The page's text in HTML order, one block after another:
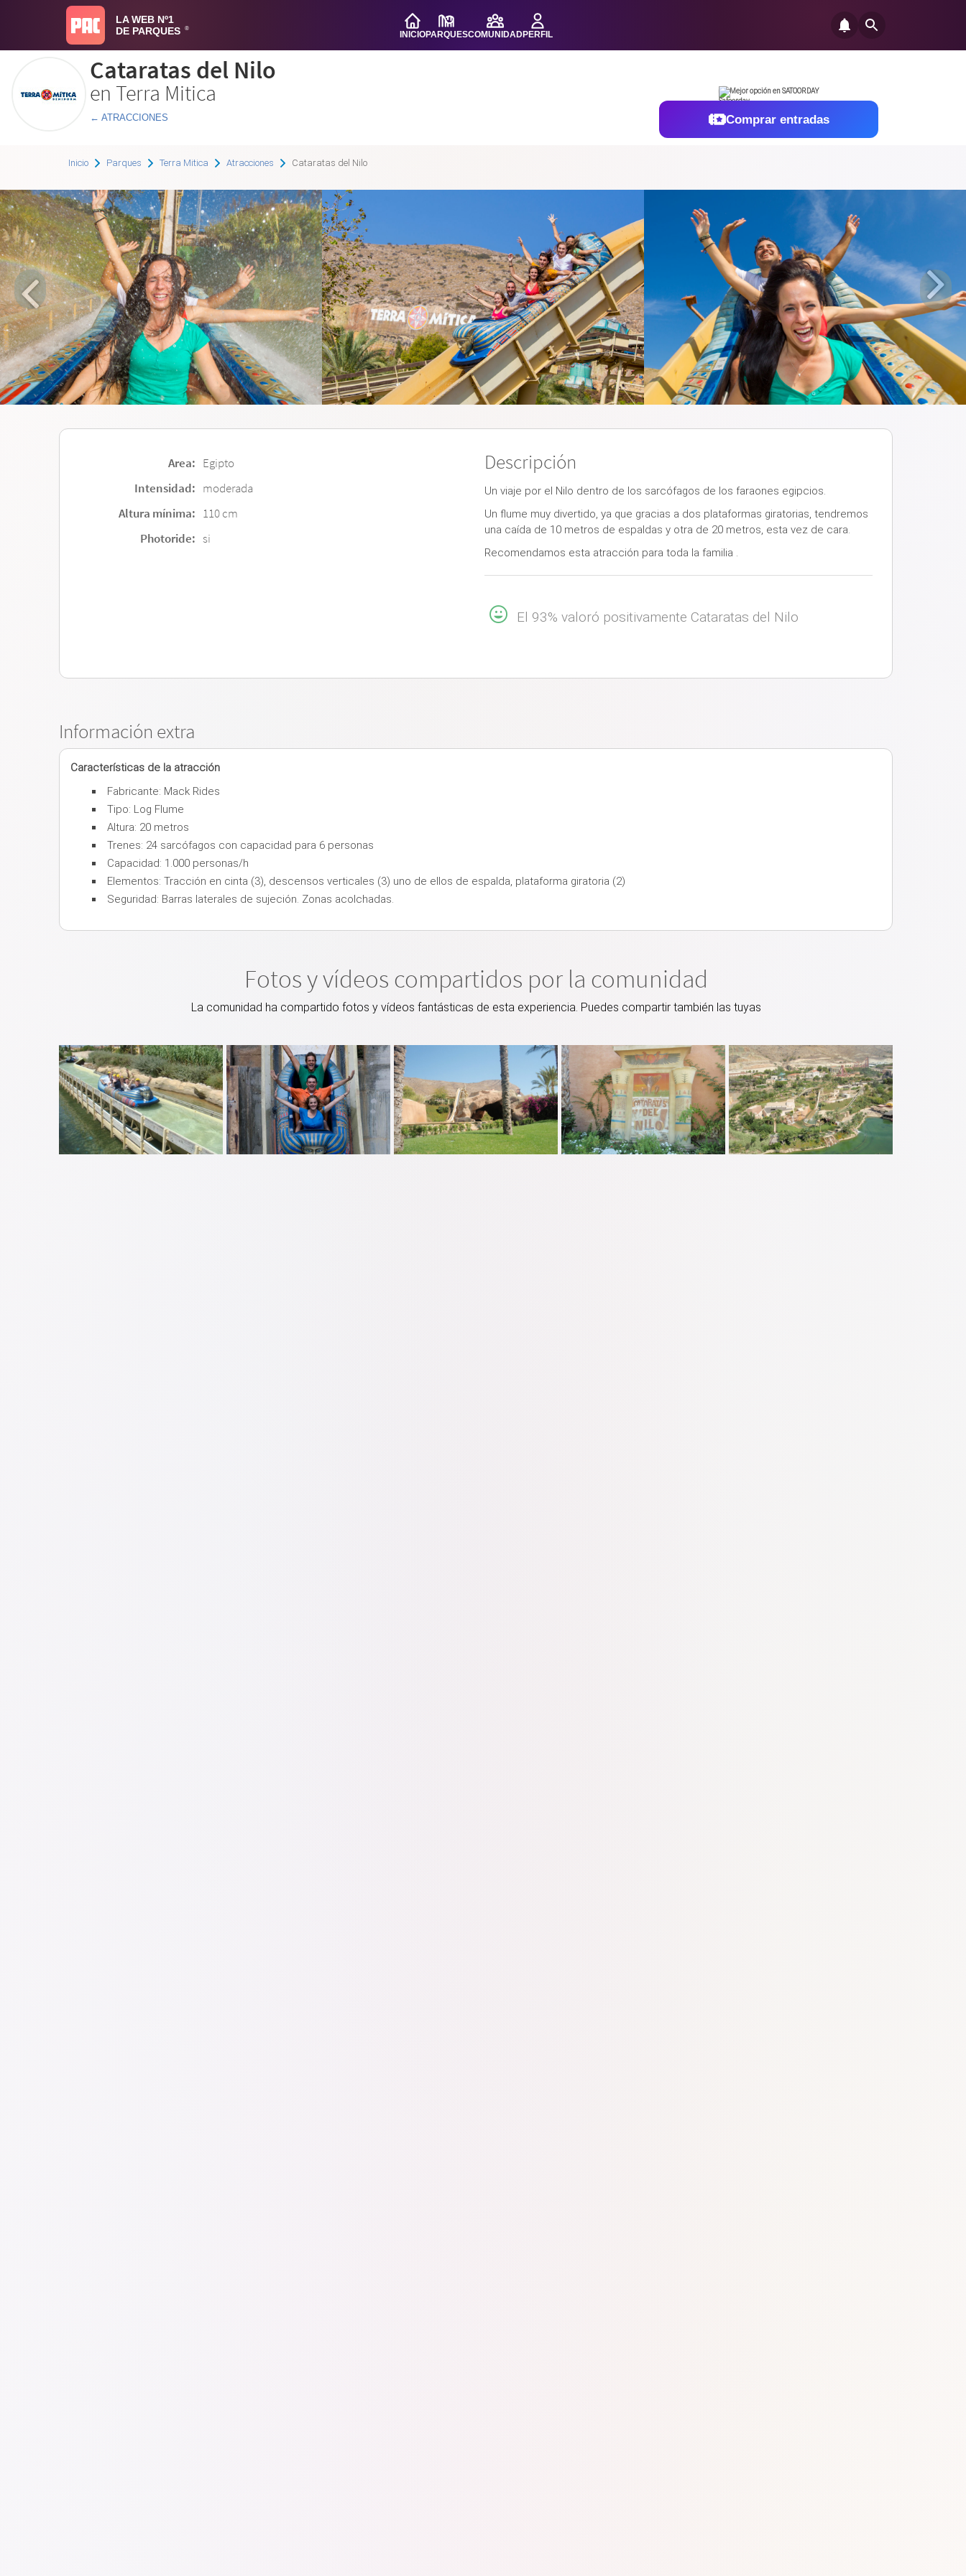
LA WEB Nº1
DE PARQUES
®
INICIOPARQUESCOMUNIDADPERFIL
Cataratas del Nilo
en Terra Mitica
← ATRACCIONES
Mejor opción en SATOORDAY
Comprar entradas
Inicio Parques Terra Mitica Atracciones Cataratas del Nilo
Area: Egipto
Intensidad: moderada
Altura mínima: 110 cm
Photoride: si
Descripción
Un viaje por el Nilo dentro de los sarcófagos de los faraones egipcios.
Un flume muy divertido, ya que gracias a dos plataformas giratorias, tendremos
una caída de 10 metros de espaldas y otra de 20 metros, esta vez de cara.
Recomendamos esta atracción para toda la familia .
El 93% valoró positivamente Cataratas del Nilo
Información extra
Características de la atracción
Fabricante: Mack Rides
Tipo: Log Flume
Altura: 20 metros
Trenes: 24 sarcófagos con capacidad para 6 personas
Capacidad: 1.000 personas/h
Elementos: Tracción en cinta (3), descensos verticales (3) uno de ellos de espalda, plataforma giratoria (2)
Seguridad: Barras laterales de sujeción. Zonas acolchadas.
Fotos y vídeos compartidos por la comunidad
La comunidad ha compartido fotos y vídeos fantásticas de esta experiencia. Puedes compartir también las tuyas